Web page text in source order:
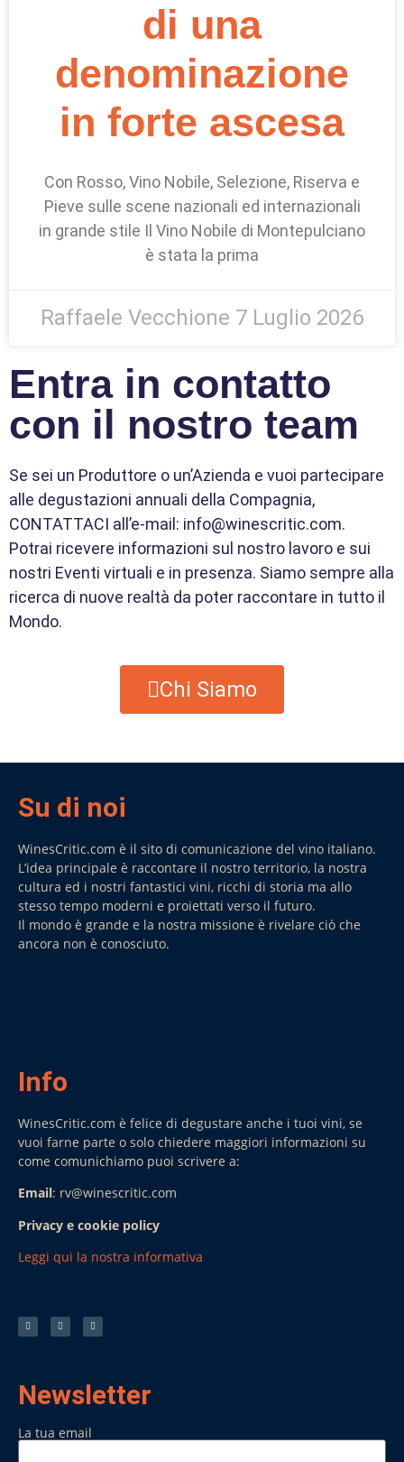
di una
denominazione
in forte ascesa
Con Rosso, Vino Nobile, Selezione, Riserva e
Pieve sulle scene nazionali ed internazionali
in grande stile Il Vino Nobile di Montepulciano
è stata la prima
Raffaele Vecchione 7 Luglio 2026
Entra in contatto
con il nostro team
Se sei un Produttore o un’Azienda e vuoi partecipare
alle degustazioni annuali della Compagnia,
CONTATTACI all’e-mail: info@winescritic.com.
Potrai ricevere informazioni sul nostro lavoro e sui
nostri Eventi virtuali e in presenza. Siamo sempre alla
ricerca di nuove realtà da poter raccontare in tutto il
Mondo.
Chi Siamo
Su di noi
WinesCritic.com è il sito di comunicazione del vino italiano.
L’idea principale è raccontare il nostro territorio, la nostra
cultura ed i nostri fantastici vini, ricchi di storia ma allo
stesso tempo moderni e proiettati verso il futuro.
Il mondo è grande e la nostra missione è rivelare ciò che
ancora non è conosciuto.
Info
WinesCritic.com è felice di degustare anche i tuoi vini, se
vuoi farne parte o solo chiedere maggiori informazioni su
come comunichiamo puoi scrivere a:
Email: rv@winescritic.com
Privacy e cookie policy
Leggi qui la nostra informativa
Newsletter
La tua email